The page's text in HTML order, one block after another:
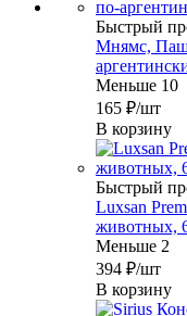
Быстрый
Мнямс,
Меньше 10
165 ₽/шт
В корзину
Быстрый
Luxsan
животных,
Меньше 2
394 ₽/шт
В корзину